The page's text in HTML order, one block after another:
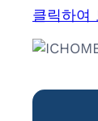
클릭하여